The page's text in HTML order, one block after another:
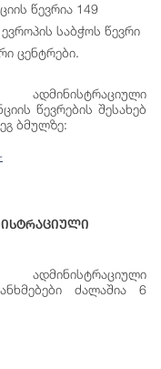
წევრია 149
საბჭოს წევრი
ცენტრები.
წევრების შესახებ
ბმულზე:
ძალაშია 6